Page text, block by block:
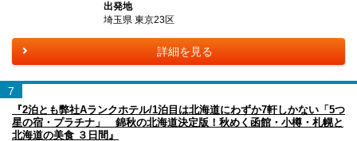
出発地
埼玉県 東京23区
詳細を見る
7
『2泊とも弊社Aランクホテル/1泊目は北海道にわずか7軒しかない「5つ
星の宿・プラチナ」 錦秋の北海道決定版！秋めく函館・小樽・札幌と
北海道の美食 ３日間』